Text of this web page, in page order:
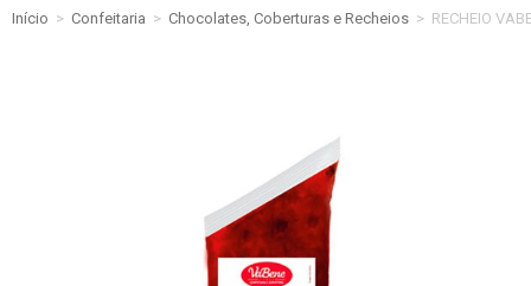
Início > Confeitaria > Chocolates, Coberturas e Recheios > RECHEIO